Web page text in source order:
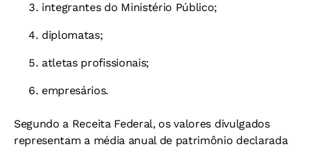
integrantes do Ministério Público;
diplomatas;
atletas profissionais;
empresários.
Segundo a Receita Federal, os valores divulgados
representam a média anual de patrimônio declarada